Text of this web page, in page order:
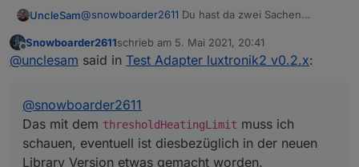
UncleSam@snowboarder2611 Du hast da zwei Sachen
ioBroker.luxtronik2 (aktuell: 0.1.2), das andere ist die
Library luxtronik2 (aktuell: 2.4.0, ich verwende noch
Das mit demthresholdHeatingLimit
schauen, eventuell ist diesbezüglich in der neuen
Offline
Snowboarder2611schrieb am 5. Mai 2021, 20:41
zuletzt editiert von
@unclesam said in Test Adapter luxtronik2 v0.2.x:
@snowboarder2611
Das mit dem thresholdHeatingLimit muss ich
schauen, eventuell ist diesbezüglich in der neuen
Library Version etwas gemacht worden.